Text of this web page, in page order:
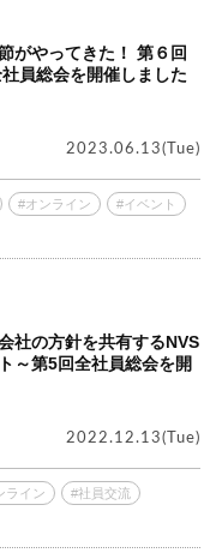
がやってきた！ 第６回
員総会を開催しました
2023.06.13(Tue)
#オンライン #イベント
社の方針を共有するNVS
～第5回全社員総会を開
2022.12.13(Tue)
ライン #社員交流